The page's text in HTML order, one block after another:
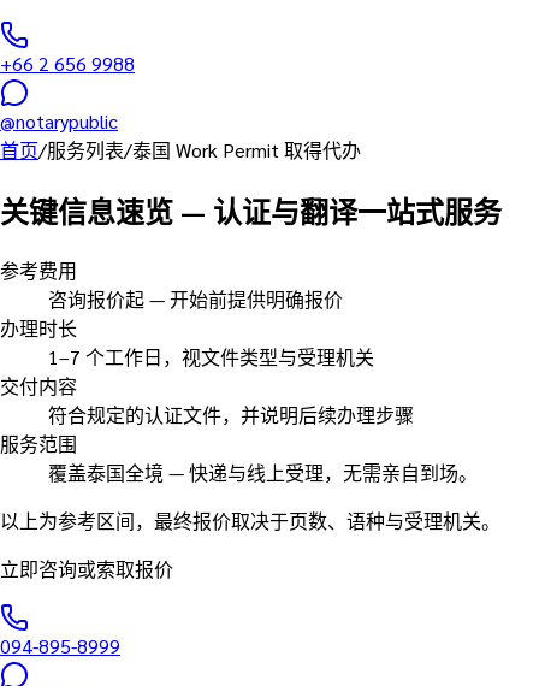
+66 2 656 9988
@notarypublic
首页/服务列表/泰国 Work Permit 取得代办
关键信息速览 — 认证与翻译一站式服务
参考费用
咨询报价起 — 开始前提供明确报价
办理时长
1–7 个工作日，视文件类型与受理机关
交付内容
符合规定的认证文件，并说明后续办理步骤
服务范围
覆盖泰国全境 — 快递与线上受理，无需亲自到场。
以上为参考区间，最终报价取决于页数、语种与受理机关。
立即咨询或索取报价
094-895-8999